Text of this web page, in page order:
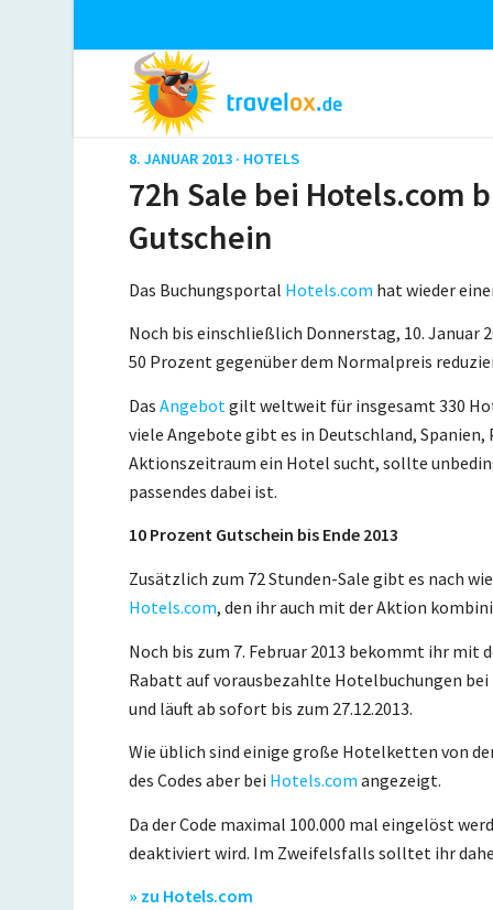
8. JANUAR 2013 · HOTELS
72h Sale bei Hotels.com
Gutschein
Das Buchungsportal Hotels.com hat wieder
Noch bis einschließlich Donnerstag, 10. Januar
50 Prozent gegenüber dem Normalpreis
DasAngebot gilt weltweit für insgesamt 330
viele Angebote gibt es in Deutschland, Spanien,
Aktionszeitraum ein Hotel sucht, sollte
passendes dabei ist.
10 Prozent Gutschein bis Ende 2013
Zusätzlich zum 72 Stunden-Sale gibt es nach
Hotels.com, den ihr auch mit der Aktion
Noch bis zum 7. Februar 2013 bekommt ihr mit
Rabatt auf vorausbezahlte Hotelbuchungen bei
und läuft ab sofort bis zum 27.12.2013.
Wie üblich sind einige große Hotelketten von
des Codes aber bei Hotels.com angezeigt.
Da der Code maximal 100.000 mal eingelöst
deaktiviert wird. Im Zweifelsfalls solltet ihr
» zu Hotels.com